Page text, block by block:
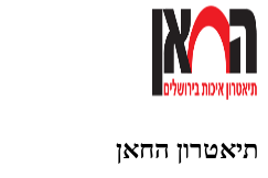
תיאטרון החאן